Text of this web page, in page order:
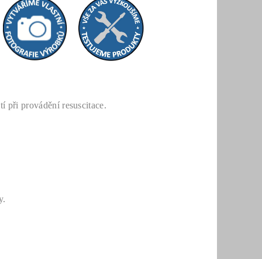
připrovádění resuscitace.